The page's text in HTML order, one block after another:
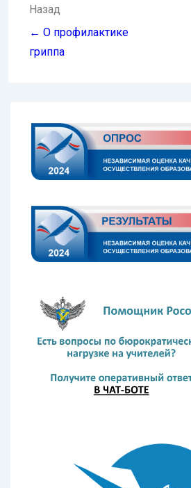
Навигация
по
записям
Назад
← О профилактике
гриппа